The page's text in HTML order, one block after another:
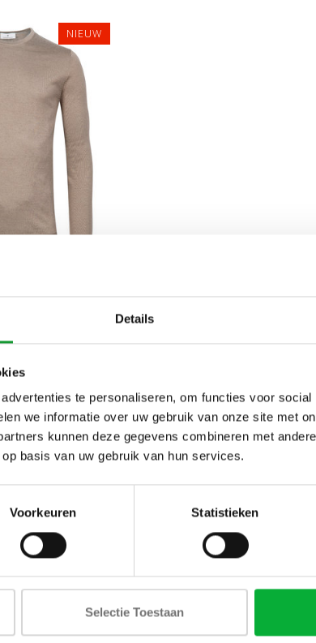
Details
te personaliseren, om functies voor
we informatie over uw gebruik van onze site met
kunnen deze gegevens combineren met
basis van uw gebruik van hun services.
Voorkeuren Statistieken
Selectie Toestaan
NIEUW
HALS TRUI
overhemden, polo's, broeken, truien, vesten,